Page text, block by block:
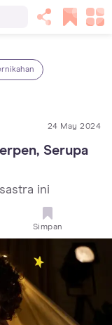
24 May 2024
Serupa
ini
Simpan